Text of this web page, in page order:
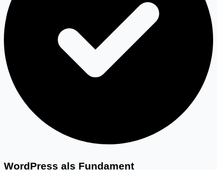
WordPress als Fundament